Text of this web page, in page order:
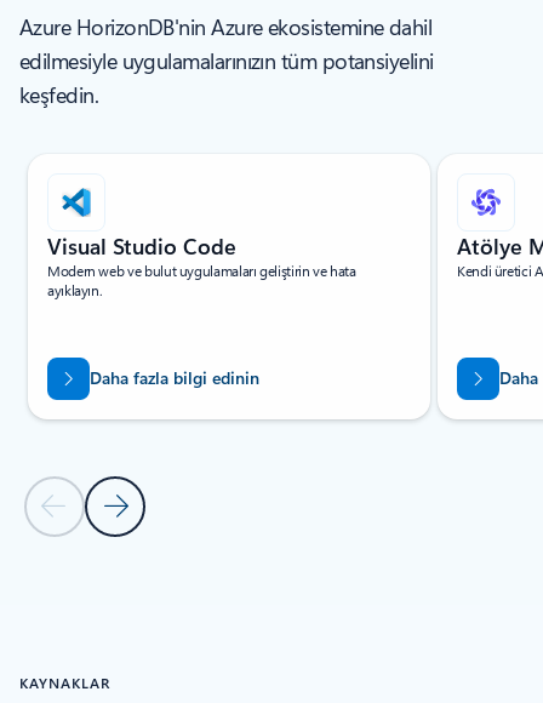
Azure HorizonDB'nin Azure ekosistemine dahil
edilmesiyle uygulamalarınızın tüm potansiyelini
keşfedin.
Slayt 1/3 gösteriliyor
Önceki SlaytSonraki Slayt
Visual Studio Code
Modern web ve bulut uygulamaları geliştirin ve hata
ayıklayın.
Daha fazla bilgi edinin
Atölye
Kendi üretici
KAYNAKLAR